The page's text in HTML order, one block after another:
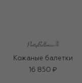
Кожаные балетки
16 850 ₽